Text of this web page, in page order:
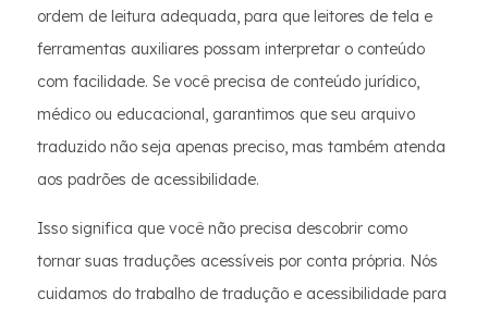
ordem de leitura adequada, para que leitores de tela e
ferramentas auxiliares possam interpretar o conteúdo
com facilidade. Se você precisa de conteúdo jurídico,
médico ou educacional, garantimos que seu arquivo
traduzido não seja apenas preciso, mas também atenda
aos padrões de acessibilidade.
Isso significa que você não precisa descobrir como
tornar suas traduções acessíveis por conta própria. Nós
cuidamos do trabalho de tradução e acessibilidade para